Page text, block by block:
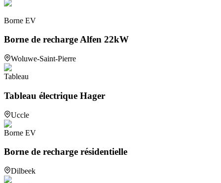
Borne EV
Borne de recharge Alfen 22kW
Woluwe-Saint-Pierre
Tableau
Tableau électrique Hager
Uccle
Borne EV
Borne de recharge résidentielle
Dilbeek